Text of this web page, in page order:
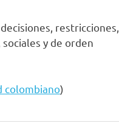
restricciones,
y de orden
colombiano)